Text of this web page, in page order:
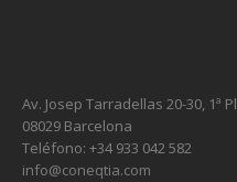
Av. Josep Tarradellas 20-30, 1ª
08029 Barcelona
Teléfono: +34 933 042 582
info@coneqtia.com